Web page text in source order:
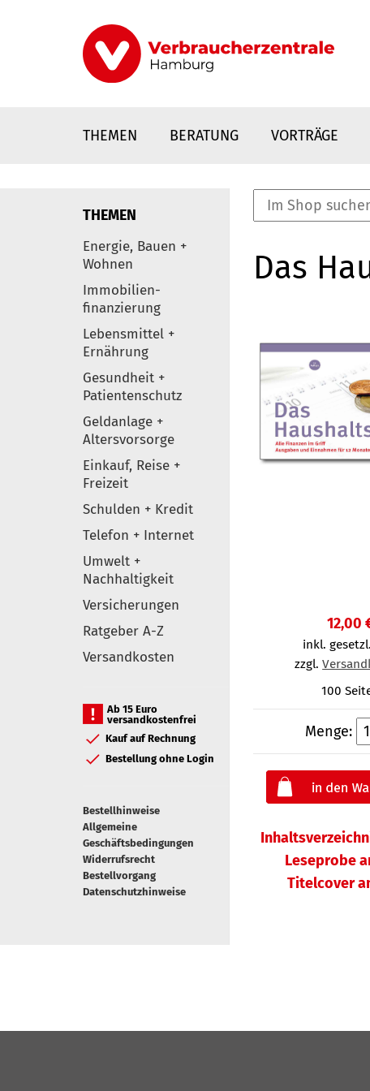
THEMEN BERATUNG VORTRÄGE
Elemente
THEMEN
Energie, Bauen +
Wohnen
Immobilien-
finanzierung
Lebensmittel +
Ernährung
Gesundheit +
Patientenschutz
Geldanlage +
Altersvorsorge
Einkauf, Reise +
Freizeit
Schulden + Kredit
Telefon + Internet
Umwelt +
Nachhaltigkeit
Versicherungen
Ratgeber A-Z
Versandkosten
Ab 15 Euro
versandkostenfrei
Kauf auf Rechnung
Bestellung ohne Login
Bestellhinweise
Allgemeine
Geschäftsbedingungen
Widerrufsrecht
Bestellvorgang
Datenschutzhinweise
Das
12,00
inkl.
zzgl.
100
Menge:
Leseprobe
Titelcover